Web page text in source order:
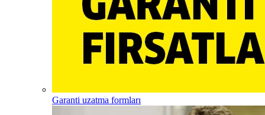
Garanti uzatma formları